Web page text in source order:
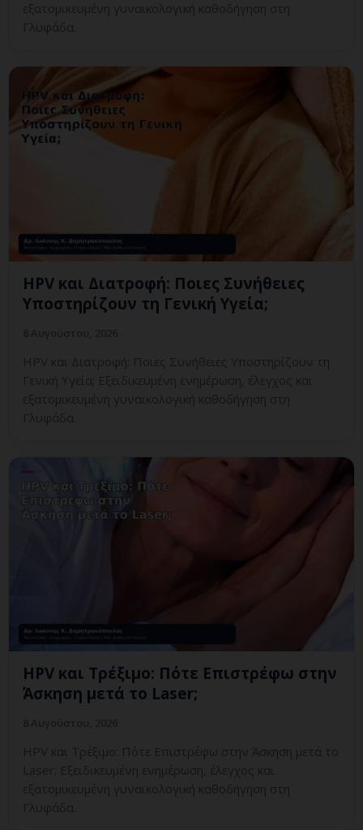
εξατομικευμένη γυναικολογική καθοδήγηση στη
Γλυφάδα.
HPV και Διατροφή: Ποιες Συνήθειες
Υποστηρίζουν τη Γενική Υγεία;
HPV και Διατροφή: Ποιες Συνήθειες Υποστηρίζουν τη
Γενική Υγεία; Εξειδικευμένη ενημέρωση, έλεγχος και
εξατομικευμένη γυναικολογική καθοδήγηση στη
Γλυφάδα.
HPV και Τρέξιμο: Πότε Επιστρέφω στην
Άσκηση μετά το Laser;
HPV και Τρέξιμο: Πότε Επιστρέφω στην Άσκηση μετά το
Laser; Εξειδικευμένη ενημέρωση, έλεγχος και
εξατομικευμένη γυναικολογική καθοδήγηση στη
Γλυφάδα.